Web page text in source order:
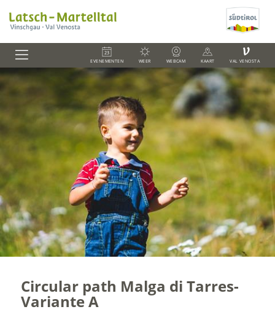
EVENEMENTEN WEER WEBCAM KAART
V
VAL VENOSTA
Circular path Malga di Tarres-
Variante A